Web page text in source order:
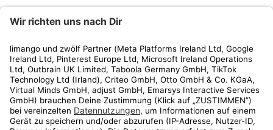
Kundenservice
Shop
Aktionen